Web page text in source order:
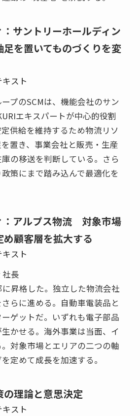
サントリーホールディン
を置いてものづくりを変
キスト
プのSCMは、機能会社のサン
エキスパートが中心的役割
供給を維持するため物流リソ
置き、事業会社と販売・生産
の移送を判断している。さら
策にまで踏み込んで最適化を
：アルプス物流 対象市場
め顧客層を拡大する
キスト
長
昇格した。独立した物流会社
らに進める。自動車電装品と
ゲットだ。いずれも電子部品
かせる。海外事業は当面、イ
対象市場とエリアの二つの軸
定めて成長を加速する。
理論と意思決定
キスト